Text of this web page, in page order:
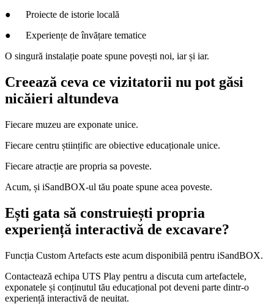
● Proiecte de istorie locală
● Experiențe de învățare tematice
O singură instalație poate spune povești noi, iar și iar.
Creează ceva ce vizitatorii nu pot găsi
nicăieri altundeva
Fiecare muzeu are exponate unice.
Fiecare centru științific are obiective educaționale unice.
Fiecare atracție are propria sa poveste.
Acum, și iSandBOX-ul tău poate spune acea poveste.
Ești gata să construiești propria
experiență interactivă de excavare?
Funcția Custom Artefacts este acum disponibilă pentru iSandBOX.
Contactează echipa UTS Play pentru a discuta cum artefactele,
exponatele și conținutul tău educațional pot deveni parte dintr-o
experiență interactivă de neuitat.